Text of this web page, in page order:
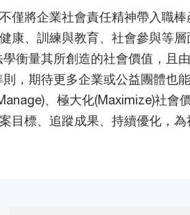
僅將企業社會責任精神帶入職棒
康、訓練與教育、社會參與等層
衡量其所創造的社會價值，且
，期待更多企業或公益團體也
、極大化(Maximize)社會
目標、追蹤成果、持續優化，